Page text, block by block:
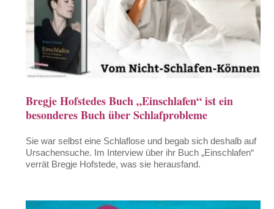
Bregje Hofstedes Buch „Einschlafen“ ist ein
besonderes Buch über Schlafprobleme
Sie war selbst eine Schlaflose und begab sich deshalb auf
Ursachensuche. Im Interview über ihr Buch „Einschlafen“
verrät Bregje Hofstede, was sie herausfand.